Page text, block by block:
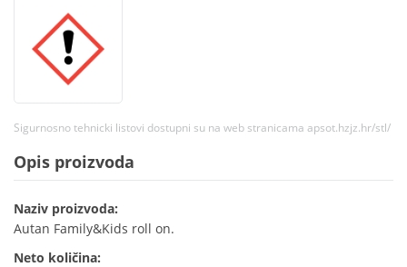
Sigurnosno tehnicki listovi dostupni su na web stranicama apsot.hzjz.hr/stl/
Opis proizvoda
Naziv proizvoda:
Autan Family&Kids roll on.
Neto količina: